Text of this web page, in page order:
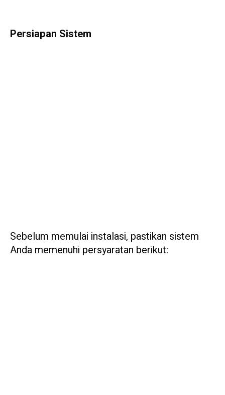
Persiapan Sistem
Sebelum memulai instalasi, pastikan sistem
Anda memenuhi persyaratan berikut: